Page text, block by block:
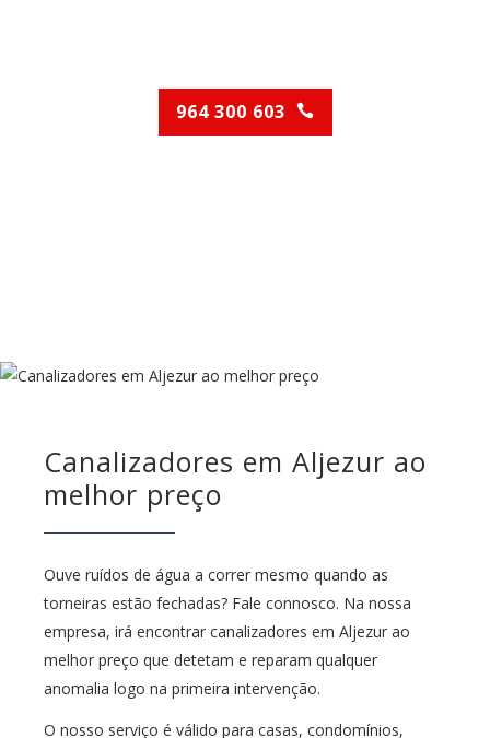
964 300 603
Canalizadores em Aljezur ao
melhor preço
Ouve ruídos de água a correr mesmo quando as
torneiras estão fechadas? Fale connosco. Na nossa
empresa, irá encontrar canalizadores em Aljezur ao
melhor preço que detetam e reparam qualquer
anomalia logo na primeira intervenção.
O nosso serviço é válido para casas, condomínios,